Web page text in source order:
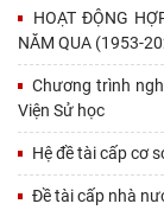
NĂM QUA (1953-
Viện Sử học
Hệ đề tài cấp cơ
Đề tài cấp nhà